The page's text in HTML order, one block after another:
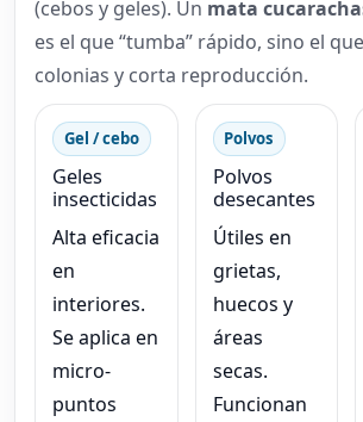
(cebos y geles). Un mata
es el que “tumba” rápido, sino el
colonias y corta reproducción.
Gel / cebo
Geles
insecticidas
Alta eficacia
en
interiores.
Se aplica en
micro-
puntos
Polvos
Polvos
desecantes
Útiles en
grietas,
huecos y
áreas
secas.
Funcionan